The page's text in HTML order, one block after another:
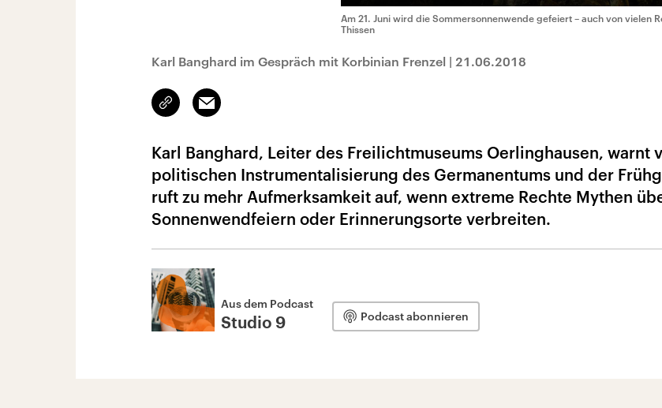
Am 21. Juni wird die Sommersonnenwende gefeiert – auch von vielen
Thissen
Karl Banghard im Gespräch mit Korbinian Frenzel | 21.06.2018
Link
kopieren/teilen
Email
Karl Banghard, Leiter des Freilichtmuseums Oerlinghausen, warnt
politischen Instrumentalisierung des Germanentums und der
ruft zu mehr Aufmerksamkeit auf, wenn extreme Rechte Mythen
Sonnenwendfeiern oder Erinnerungsorte verbreiten.
Aus dem Podcast
Studio 9 Podcast abonnieren